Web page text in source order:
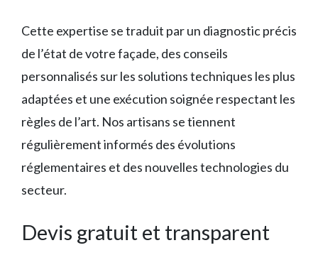
Cette expertise se traduit par un diagnostic précis
de l’état de votre façade, des conseils
personnalisés sur les solutions techniques les plus
adaptées et une exécution soignée respectant les
règles de l’art. Nos artisans se tiennent
régulièrement informés des évolutions
réglementaires et des nouvelles technologies du
secteur.
Devis gratuit et transparent